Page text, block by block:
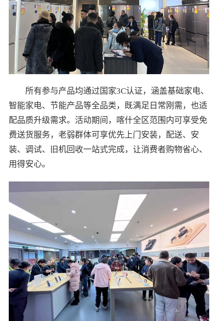
所有参与产品均通过国家3C认证，涵盖基础家电、
智能家电、节能产品等全品类，既满足日常刚需，也适
配品质升级需求。活动期间，喀什全区范围内可享受免
费送货服务，老弱群体可享优先上门安装，配送、安
装、调试、旧机回收一站式完成，让消费者购物省心、
用得安心。